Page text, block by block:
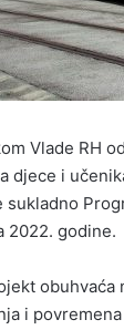
Vlade RH
djece i
sukladno
2022. godine.
obuhvaća
i